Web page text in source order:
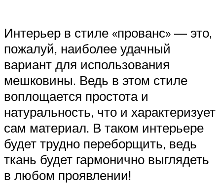
Интерьер в стиле «прованс» — это,
пожалуй, наиболее удачный
вариант для использования
мешковины. Ведь в этом стиле
воплощается простота и
натуральность, что и характеризует
сам материал. В таком интерьере
будет трудно переборщить, ведь
ткань будет гармонично выглядеть
в любом проявлении!